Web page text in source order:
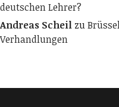
deutschen Lehrer?
Andreas Scheil zu
Verhandlungen